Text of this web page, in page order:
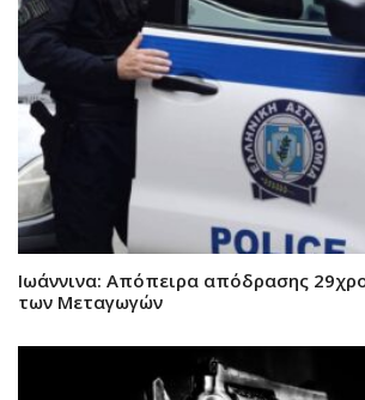
Ιωάννινα: Απόπειρα απόδρασης
των Μεταγωγών